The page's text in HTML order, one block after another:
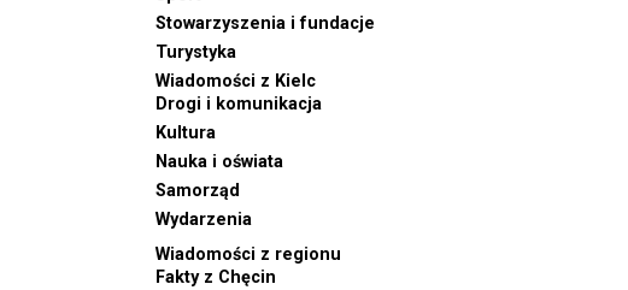
Stowarzyszenia i fundacje
Turystyka
Wiadomości z Kielc
Drogi i komunikacja
Kultura
Nauka i oświata
Samorząd
Wydarzenia
Wiadomości z regionu
Fakty z Chęcin